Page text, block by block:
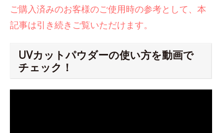
ご購入済みのお客様のご使用時の参考として、本
記事は引き続きご覧いただけます。
UVカットパウダーの使い方を動画で
チェック！